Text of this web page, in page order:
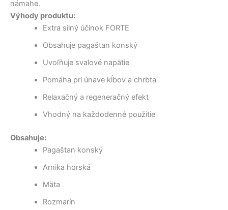
námahe.
Výhody produktu:
Extra silný účinok FORTE
Obsahuje pagaštan konský
Uvoľňuje svalové napätie
Pomáha pri únave kĺbov a chrbta
Relaxačný a regeneračný efekt
Vhodný na každodenné použitie
Obsahuje:
Pagaštan konský
Arnika horská
Mäta
Rozmarín